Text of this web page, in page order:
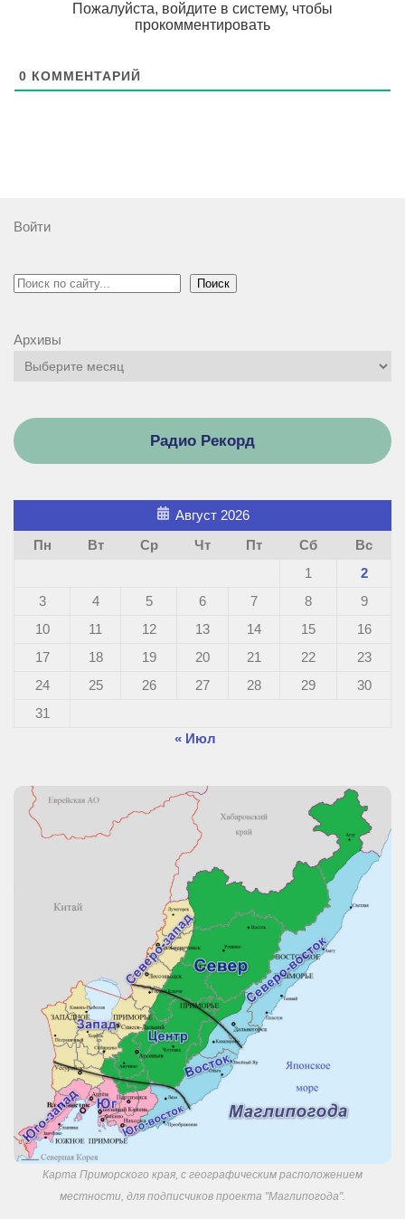
Пожалуйста, войдите в систему, чтобы
прокомментировать
0 КОММЕНТАРИЙ
Войти
Поиск Поиск
Архивы
Радио Рекорд
Август 2026
Пн
Вт Ср Чт Пт Сб
Вс
1
2
3
4 5 6 7 8
9
10
11 12 13 14 15
16
17
18 19 20 21 22
23
24
25 26 27 28 29
30
31
« Июл
Карта Приморского края, с географическим расположением
местности, для подписчиков проекта "Маглипогода".